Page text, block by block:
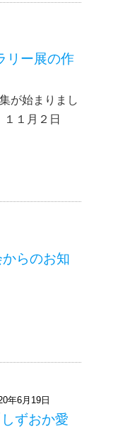
リー展の作
が始まりまし
１月２日
らのお知
年6月19日
しずおか愛